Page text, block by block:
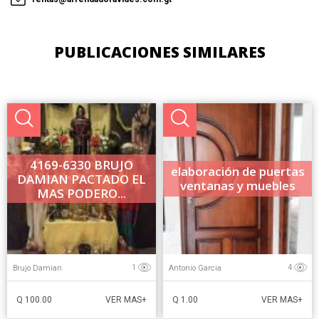
PUBLICACIONES SIMILARES
4169-6330 BRUJO
DAMIAN PACTADO EL
MAS PODERO...
Brujo Damian 1
Q 100.00 VER MAS+
elaboración de puertas
ventanas y muebles
Antonio Garcia 4
Q 1.00 VER MAS+